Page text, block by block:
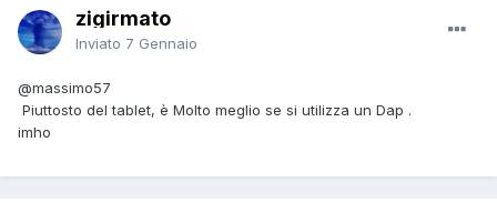
zigirmato
Inviato 7 Gennaio
@massimo57
Piuttosto del tablet, è Molto meglio se si utilizza un Dap .
imho